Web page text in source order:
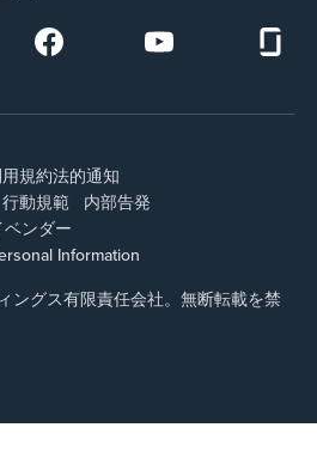
規約法的通知
行動規範
内部告発
ベンダー
Information
ングス有限責任会社。無断転載を禁